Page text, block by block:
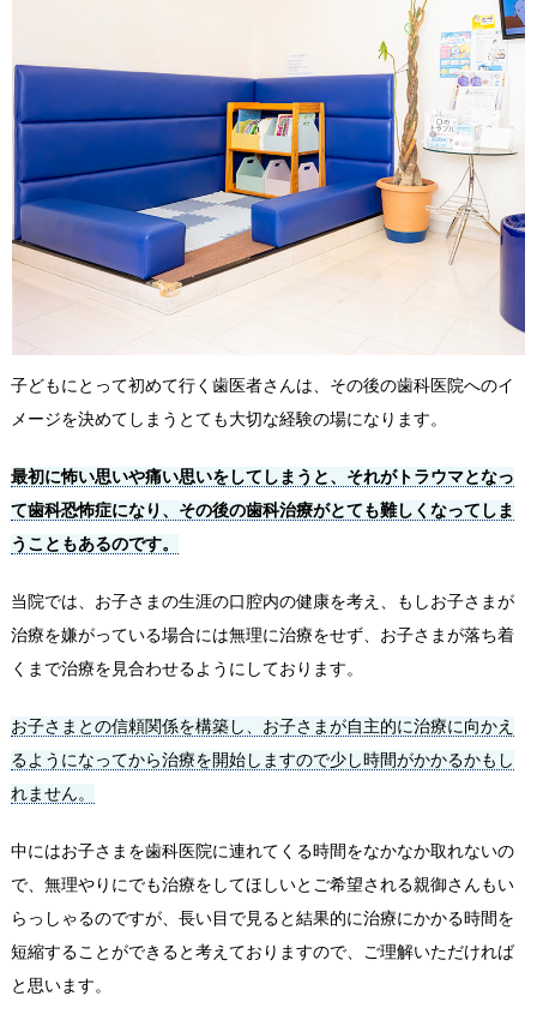
子どもにとって初めて行く歯医者さんは、その後の歯科医院へのイ
メージを決めてしまうとても大切な経験の場になります。
最初に怖い思いや痛い思いをしてしまうと、それがトラウマとなっ
て歯科恐怖症になり、その後の歯科治療がとても難しくなってしま
うこともあるのです。
当院では、お子さまの生涯の口腔内の健康を考え、もしお子さまが
治療を嫌がっている場合には無理に治療をせず、お子さまが落ち着
くまで治療を見合わせるようにしております。
お子さまとの信頼関係を構築し、お子さまが自主的に治療に向かえ
るようになってから治療を開始しますので少し時間がかかるかもし
れません。
中にはお子さまを歯科医院に連れてくる時間をなかなか取れないの
で、無理やりにでも治療をしてほしいとご希望される親御さんもい
らっしゃるのですが、長い目で見ると結果的に治療にかかる時間を
短縮することができると考えておりますので、ご理解いただければ
と思います。